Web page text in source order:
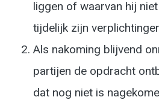
liggen of waarvan hij
tijdelijk zijn
Als nakoming blijvend
partijen de opdracht
dat nog niet is